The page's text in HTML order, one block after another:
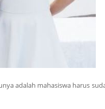
adalah mahasiswa harus